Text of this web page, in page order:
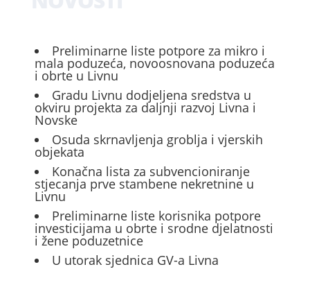
Preliminarne liste potpore za mikro i
mala poduzeća, novoosnovana poduzeća
i obrte u Livnu
Gradu Livnu dodjeljena sredstva u
okviru projekta za daljnji razvoj Livna i
Novske
Osuda skrnavljenja groblja i vjerskih
objekata
Konačna lista za subvencioniranje
stjecanja prve stambene nekretnine u
Livnu
Preliminarne liste korisnika potpore
investicijama u obrte i srodne djelatnosti
i žene poduzetnice
U utorak sjednica GV-a Livna